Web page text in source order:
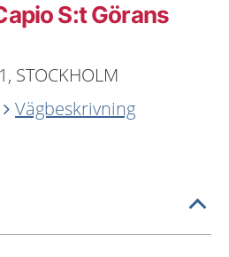
S:t Görans
STOCKHOLM
Vägbeskrivning